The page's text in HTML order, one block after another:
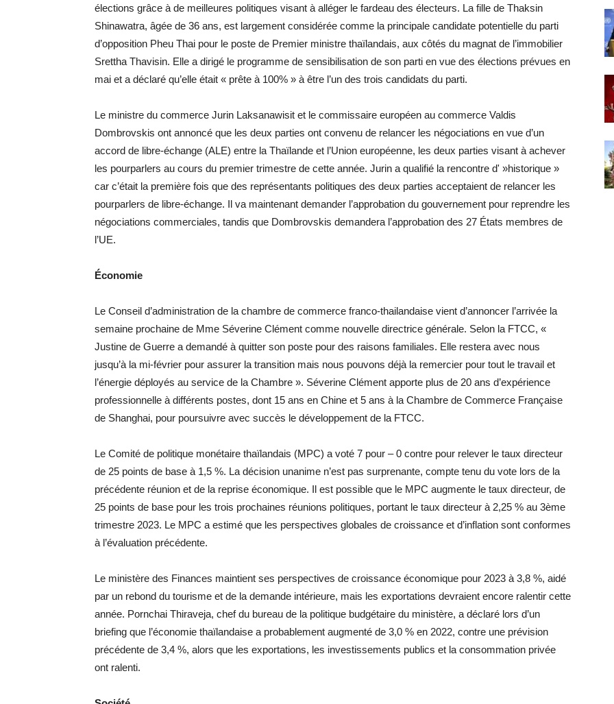
élections grâce à de meilleures politiques visant à alléger le fardeau des électeurs. La fille de Thaksin
Shinawatra, âgée de 36 ans, est largement considérée comme la principale candidate potentielle du parti
d’opposition Pheu Thai pour le poste de Premier ministre thaïlandais, aux côtés du magnat de l’immobilier
Srettha Thavisin. Elle a dirigé le programme de sensibilisation de son parti en vue des élections prévues en
mai et a déclaré qu’elle était « prête à 100% » à être l’un des trois candidats du parti.
Le ministre du commerce Jurin Laksanawisit et le commissaire européen au commerce Valdis
Dombrovskis ont annoncé que les deux parties ont convenu de relancer les négociations en vue d’un
accord de libre-échange (ALE) entre la Thaïlande et l’Union européenne, les deux parties visant à achever
les pourparlers au cours du premier trimestre de cette année. Jurin a qualifié la rencontre d' »historique »
car c’était la première fois que des représentants politiques des deux parties acceptaient de relancer les
pourparlers de libre-échange. Il va maintenant demander l’approbation du gouvernement pour reprendre les
négociations commerciales, tandis que Dombrovskis demandera l’approbation des 27 États membres de
l’UE.
Économie
Le Conseil d’administration de la chambre de commerce franco-thailandaise vient d’annoncer l’arrivée la
semaine prochaine de Mme Séverine Clément comme nouvelle directrice générale. Selon la FTCC, «
Justine de Guerre a demandé à quitter son poste pour des raisons familiales. Elle restera avec nous
jusqu’à la mi-février pour assurer la transition mais nous pouvons déjà la remercier pour tout le travail et
l’énergie déployés au service de la Chambre ». Séverine Clément apporte plus de 20 ans d’expérience
professionnelle à différents postes, dont 15 ans en Chine et 5 ans à la Chambre de Commerce Française
de Shanghai, pour poursuivre avec succès le développement de la FTCC.
Le Comité de politique monétaire thaïlandais (MPC) a voté 7 pour – 0 contre pour relever le taux directeur
de 25 points de base à 1,5 %. La décision unanime n’est pas surprenante, compte tenu du vote lors de la
précédente réunion et de la reprise économique. Il est possible que le MPC augmente le taux directeur, de
25 points de base pour les trois prochaines réunions politiques, portant le taux directeur à 2,25 % au 3ème
trimestre 2023. Le MPC a estimé que les perspectives globales de croissance et d’inflation sont conformes
à l’évaluation précédente.
Le ministère des Finances maintient ses perspectives de croissance économique pour 2023 à 3,8 %, aidé
par un rebond du tourisme et de la demande intérieure, mais les exportations devraient encore ralentir cette
année. Pornchai Thiraveja, chef du bureau de la politique budgétaire du ministère, a déclaré lors d’un
briefing que l’économie thaïlandaise a probablement augmenté de 3,0 % en 2022, contre une prévision
précédente de 3,4 %, alors que les exportations, les investissements publics et la consommation privée
ont ralenti.